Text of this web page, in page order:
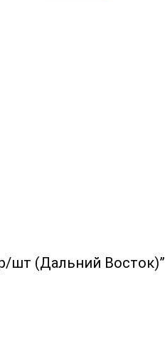
шт (Дальний Восток)”